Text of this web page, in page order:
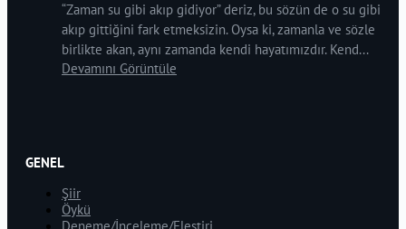
“Zaman su gibi akıp gidiyor” deriz, bu sözün de o su gibi
akıp gittiğini fark etmeksizin. Oysa ki, zamanla ve sözle
birlikte akan, aynı zamanda kendi hayatımızdır. Kend...
Devamını Görüntüle
GENEL
Şiir
Öykü